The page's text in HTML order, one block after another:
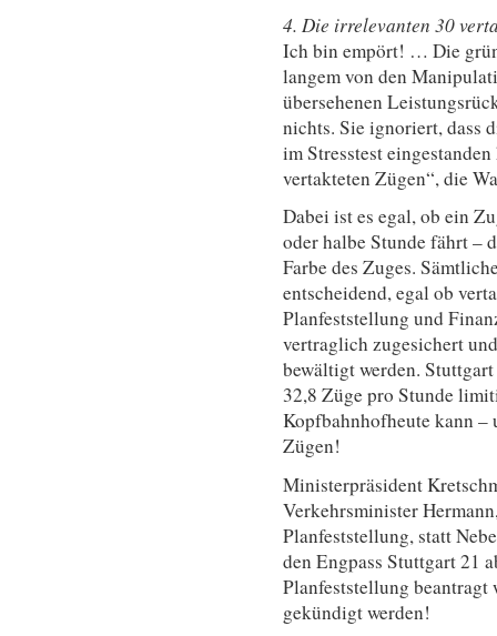
4. Die irrelevanten 30
Ich bin empört! … Die
langem von den
übersehenen
nichts. Sie ignoriert, dass
im Stresstest
vertakteten Zügen“, die
Dabei ist es egal, ob ein
oder halbe Stunde fährt –
Farbe des Zuges.
entscheidend, egal ob
Planfeststellung und
vertraglich zugesichert
bewältigt werden.
32,8 Züge pro Stunde
Kopfbahnhofheute kann –
Zügen!
Ministerpräsident
Verkehrsminister
Planfeststellung, statt
den Engpass Stuttgart 21
Planfeststellung beantragt
gekündigt werden!